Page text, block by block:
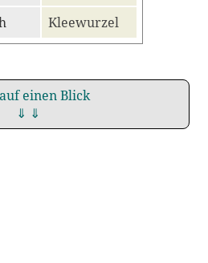
Kleewurzel
einen Blick
⇓ ⇓